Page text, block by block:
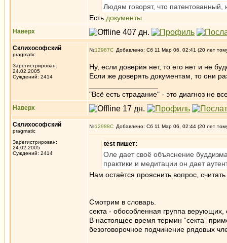
Людям говорят, что
Есть документы
Наверх
Склихософский
pragmatic
Зарегистрирован:
24.02.2005
Суждений: 2414
№12987 Добавлено: Сб 11 Мар 06, 02:41 (20 лет
Ну, если доверия нет, то его нет и не
Если же доверять документам, то они
"Всё есть страдание" - это диагноз не
Наверх
Склихософский
pragmatic
Зарегистрирован:
24.02.2005
Суждений: 2414
№12988 Добавлено: Сб 11 Мар 06, 02:44 (20 лет
test пишет:
Оле дает своё объяснение
практики и медитации он дает
Нам остаётся прояснить вопрос,
Смотрим в словарь.
секта - обособленная группа
В настоящее время термин “секта”
безоговорочное подчинение рядовых